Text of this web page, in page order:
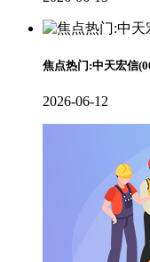
焦点热门:中天宏信
2026-06-12